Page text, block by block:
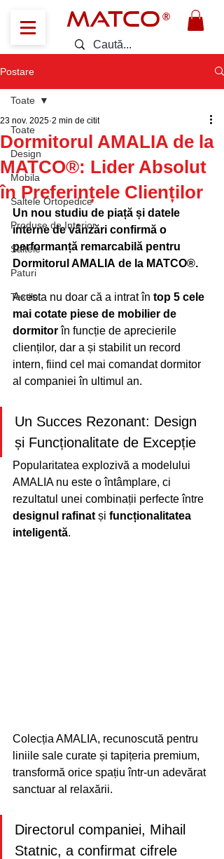
MATCO ®
Postare
Toate
Design
Mobila
Saltele Ortopedice
Produse de Interior
Saltele
Paturi
Textile
Toate
Dormitorul AMALIA de la
MATCO®: Lider Absolut
în Preferințele Clienților
23 nov. 2025 2 min de citit
Un nou studiu de piață și datele
interne de vânzări confirmă o
performanță remarcabilă pentru
Dormitorul AMALIA de la MATCO®.
Acesta nu doar că a intrat în top 5 cele
mai cotate piese de mobilier de
dormitor în funcție de aprecierile
clienților, dar a și stabilit un record
intern, fiind cel mai comandat dormitor
al companiei în ultimul an.
Un Succes Rezonant: Design
și Funcționalitate de Excepție
Popularitatea explozivă a modelului
AMALIA nu este o întâmplare, ci
rezultatul unei combinații perfecte între
designul rafinat și funcționalitatea
inteligentă.
Colecția AMALIA, recunoscută pentru
liniile sale curate și tapițeria premium,
transformă orice spațiu într-un adevărat
sanctuar al relaxării.
Directorul companiei, Mihail
Statnic, a confirmat cifrele